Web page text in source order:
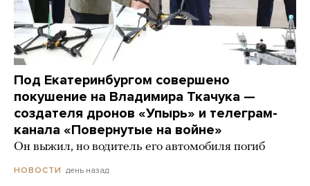
Под Екатеринбургом совершено
покушение на Владимира Ткачука —
создателя дронов «Упырь» и телеграм-
канала «Повернутые на войне»
Он выжил, но водитель его автомобиля погиб
НОВОСТИ день назад